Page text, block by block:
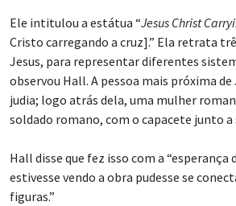
Ele intitulou a estátua “Jesus Christ
Cristo carregando a cruz].” Ela retrata
Jesus, para representar diferentes
observou Hall. A pessoa mais próxima
judia; logo atrás dela, uma mulher
soldado romano, com o capacete junto a
Hall disse que fez isso com a “esperança
estivesse vendo a obra pudesse se
figuras.”